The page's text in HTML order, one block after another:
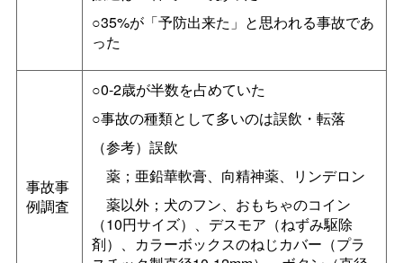
○35%が「予防出来た」と思われる事故であ
った
事故事
例調査
○0-2歳が半数を占めていた
○事故の種類として多いのは誤飲・転落
（参考）誤飲
薬；亜鉛華軟膏、向精神薬、リンデロン
薬以外；犬のフン、おもちゃのコイン
（10円サイズ）、デスモア（ねずみ駆除
剤）、カラーボックスのねじカバー（プラ